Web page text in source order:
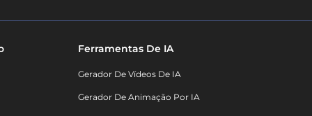
Ferramentas De IA
Gerador De Vídeos De IA
Gerador De Animação Por IA